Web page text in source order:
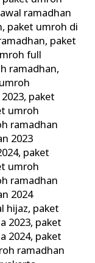
ramadhan
, paket umroh di
, paket
full
ramadhan,
, paket
umroh
ramadhan
2023
, paket
umroh
ramadhan
2024
hijaz, paket
2023, paket
2024, paket
ramadhan